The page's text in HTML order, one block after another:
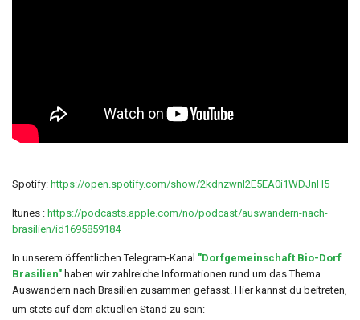
Spotify: https://open.spotify.com/show/2kdnzwnI2E5EA0i1WDJnH5
Itunes : https://podcasts.apple.com/no/podcast/auswandern-nach-
brasilien/id1695859184
In unserem öffentlichen Telegram-Kanal "Dorfgemeinschaft Bio-Dorf
Brasilien" haben wir zahlreiche Informationen rund um das Thema
Auswandern nach Brasilien zusammen gefasst. Hier kannst du beitreten,
um stets auf dem aktuellen Stand zu sein: